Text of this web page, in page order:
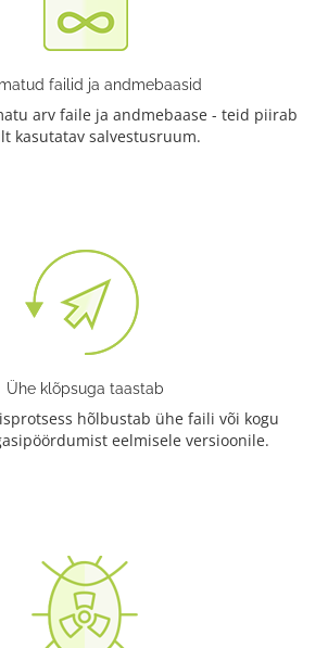
failid ja andmebaasid
arv faile ja andmebaase - teid piirab
kasutatav salvestusruum.
Ühe klõpsuga taastab
hõlbustab ühe faili või kogu
eelmisele versioonile.